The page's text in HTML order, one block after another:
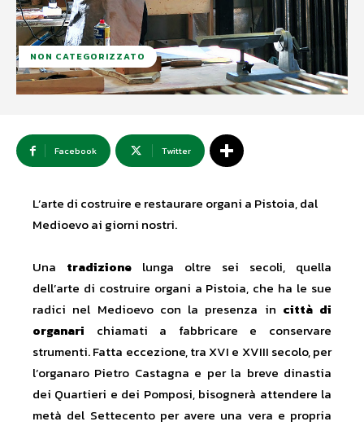
NON CATEGORIZZATO
Facebook Twitter
L’arte di costruire e restaurare organi a Pistoia, dal
Medioevo ai giorni nostri.
Una tradizione lunga oltre sei secoli, quella
dell’arte di costruire organi a Pistoia, che ha le sue
radici nel Medioevo con la presenza in città di
organari chiamati a fabbricare e conservare
strumenti. Fatta eccezione, tra XVI e XVIII secolo, per
l’organaro Pietro Castagna e per la breve dinastia
dei Quartieri e dei Pomposi, bisognerà attendere la
metà del Settecento per avere una vera e propria